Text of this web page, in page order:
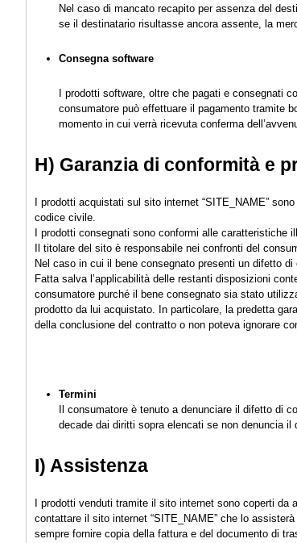
Nel caso di mancato recapito per assenza del
se il destinatario risultasse ancora assente, la
Consegna software
I prodotti software, oltre che pagati e consegnati
consumatore può effettuare il pagamento tramite
momento in cui verrà ricevuta conferma
H) Garanzia di conformità e
I prodotti acquistati sul sito internet “SITE_NAME”
codice civile.
I prodotti consegnati sono conformi alle
Il titolare del sito è responsabile nei confronti del
Nel caso in cui il bene consegnato presenti un difetto
Fatta salva l’applicabilità delle restanti disposizioni
consumatore purché il bene consegnato sia stato
prodotto da lui acquistato. In particolare, la predetta
della conclusione del contratto o non poteva ignorare
Termini
Il consumatore è tenuto a denunciare il difetto di
decade dai diritti sopra elencati se non denuncia
I) Assistenza
I prodotti venduti tramite il sito internet sono coperti
contattare il sito internet “SITE_NAME” che lo
sempre fornire copia della fattura e del documento di